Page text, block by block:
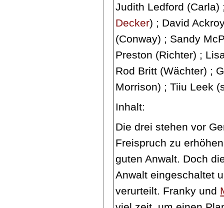
Judith Ledford
Decker) ; David
(Conway) ; Sandy
Preston (Richter) ;
Rod Britt (Wächter) ;
Morrison) ; Tiiu Leek
Inhalt:
Die drei stehen vor
Freispruch zu
guten Anwalt. Doch
Anwalt eingeschaltet
verurteilt. Franky und